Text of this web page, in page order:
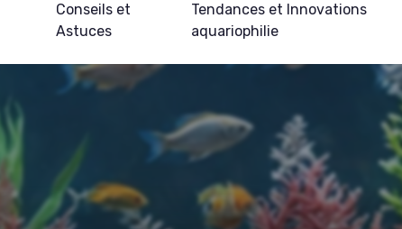
Conseils et
Astuces
Tendances et Innovations
aquariophilie